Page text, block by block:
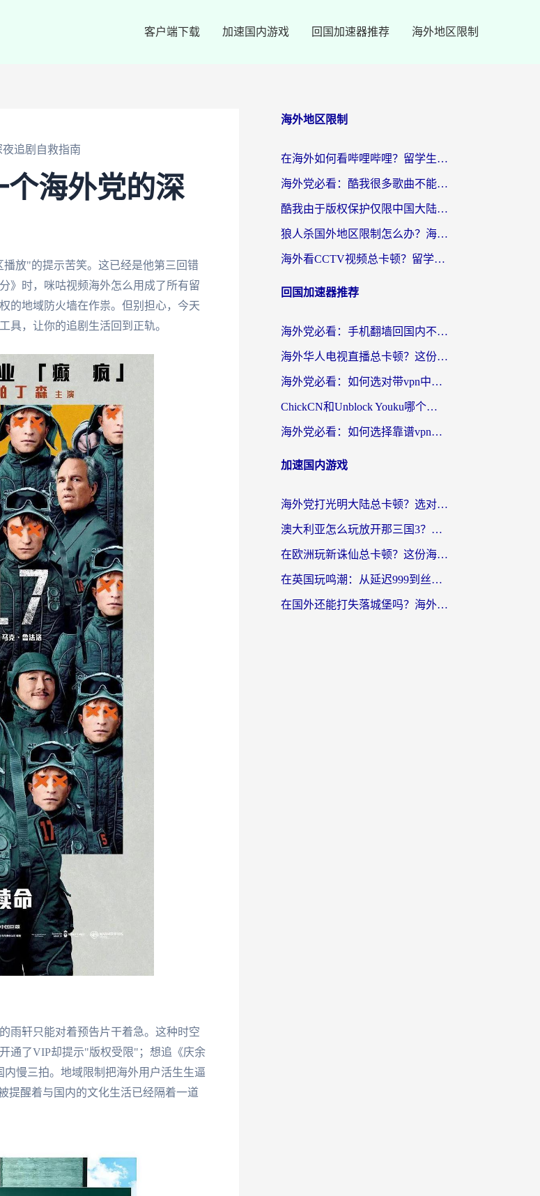
客户端下载 加速国内游戏 回国加速器推荐 海外地区限制
追剧自救指南
个海外党的深
放"的提示苦笑。这已经是他第三回错
时，咪咕视频海外怎么用成了所有留
的地域防火墙在作祟。但别担心，今天
具，让你的追剧生活回到正轨。
雨轩只能对着预告片干着急。这种时空
通了VIP却提示"版权受限"；想追《庆余
慢三拍。地域限制把海外用户活生生逼
提醒着与国内的文化生活已经隔着一道
海外地区限制
在海外如何看哔哩哔哩？留学生亲测有效的回国加速指南
海外党必看：酷我很多歌曲不能听？一招解决优酷版权限制+B站地域问题！
酷我由于版权保护仅限中国大陆怎么办？海外党亲测有效的解锁指南
狼人杀国外地区限制怎么办？海外党亲测有效的全场景回国加速指南
海外看CCTV视频总卡顿？留学生亲测有效的回国加速器选择指南
回国加速器推荐
海外党必看：手机翻墙回国内不再难，一篇搞定无缝访问国内资源指南
海外华人电视直播总卡顿？这份回国加速器选择指南帮你无缝看国内资源
海外党必看：如何选对带vpn中国节点的加速器？无缝访问国内资源全攻略
ChickCN和Unblock Youku哪个好？海外党亲测4款热门回国加速器，附避坑指南
海外党必看：如何选择靠谱vpn加速器官网？轻松解决国内APP地区限制
加速国内游戏
海外党打光明大陆总卡顿？选对加速器才是关键！（附亲测好用的推荐）
澳大利亚怎么玩放开那三国3？海外党亲测有效的国服游戏加速指南
在欧洲玩新诛仙总卡顿？这份海外党专属加速器指南帮你解决延迟难题
在英国玩鸣潮：从延迟999到丝滑操作，我是怎么做到的？
在国外还能打失落城堡吗？海外玩家国服游戏加速终极指南（附北美玩online加速器下载技巧）